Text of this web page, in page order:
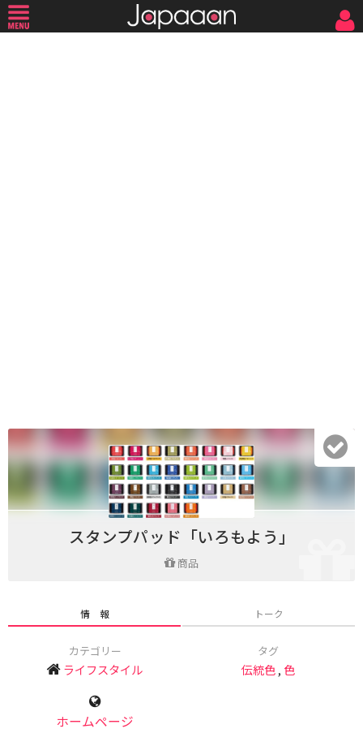
スタンプパッド「いろもよう」
商品
情 報 トーク
カテゴリー
ライフスタイル
タグ
伝統色, 色
ホームページ